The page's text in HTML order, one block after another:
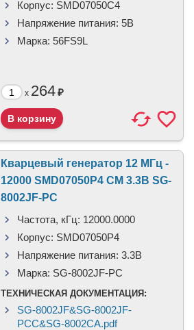
Корпус: SMD07050C4
Напряжение питания: 5В
Марка: 56FS9L
x 264₽
Кварцевый генератор 12 МГц -
12000 SMD07050P4 CM 3.3В SG-
8002JF-PC
Частота, кГц: 12000.0000
Корпус: SMD07050P4
Напряжение питания: 3.3В
Марка: SG-8002JF-PC
ТЕХНИЧЕСКАЯ ДОКУМЕНТАЦИЯ:
SG-8002JF&SG-8002JF-
PCC&SG-8002CA.pdf